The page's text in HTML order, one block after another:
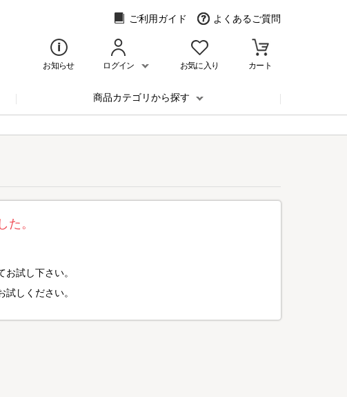
ご利用ガイド よくあるご質問
お知らせ ログイン お気に入り カート
商品カテゴリから探す
。
試し下さい。
しください。